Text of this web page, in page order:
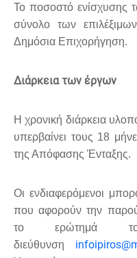
Το ποσοστό ενίσχυσης
σύνολο των
Δημόσια Επιχορήγηση.
Διάρκεια των έργων
Η χρονική διάρκεια
υπερβαίνει τους 18
της Απόφασης Ένταξης.
Οι ενδιαφερόμενοι
που αφορούν την
το ερώτημά
διεύθυνση